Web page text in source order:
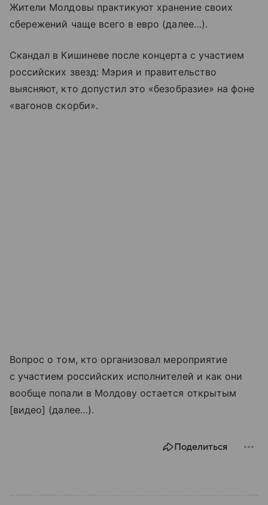
Жители Молдовы практикуют хранение своих
сбережений чаще всего в евро (далее…).
Скандал в Кишиневе после концерта с участием
российских звезд: Мэрия и правительство
выясняют, кто допустил это «безобразие» на фоне
«вагонов скорби».
Вопрос о том, кто организовал мероприятие
с участием российских исполнителей и как они
вообще попали в Молдову остается открытым
[видео] (далее…).
Поделиться